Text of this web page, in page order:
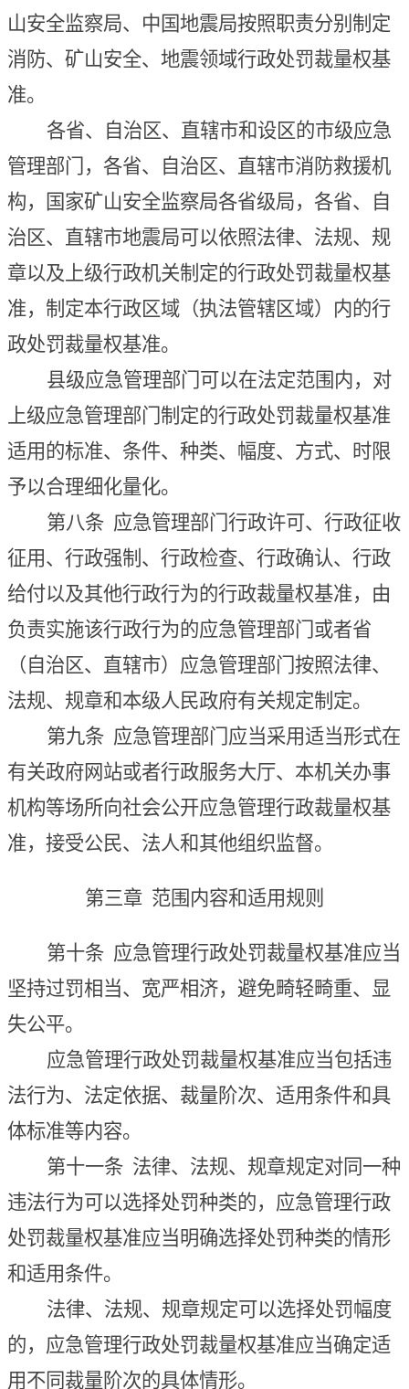
山安全监察局、中国地震局按照职责分别制定
消防、矿山安全、地震领域行政处罚裁量权基
准。
各省、自治区、直辖市和设区的市级应急
管理部门，各省、自治区、直辖市消防救援机
构，国家矿山安全监察局各省级局，各省、自
治区、直辖市地震局可以依照法律、法规、规
章以及上级行政机关制定的行政处罚裁量权基
准，制定本行政区域（执法管辖区域）内的行
政处罚裁量权基准。
县级应急管理部门可以在法定范围内，对
上级应急管理部门制定的行政处罚裁量权基准
适用的标准、条件、种类、幅度、方式、时限
予以合理细化量化。
第八条 应急管理部门行政许可、行政征收
征用、行政强制、行政检查、行政确认、行政
给付以及其他行政行为的行政裁量权基准，由
负责实施该行政行为的应急管理部门或者省
（自治区、直辖市）应急管理部门按照法律、
法规、规章和本级人民政府有关规定制定。
第九条应急管理部门应当采用适当形式在
有关政府网站或者行政服务大厅、本机关办事
机构等场所向社会公开应急管理行政裁量权基
准，接受公民、法人和其他组织监督。
第三章 范围内容和适用规则
第十条应急管理行政处罚裁量权基准应当
坚持过罚相当、宽严相济，避免畸轻畸重、显
失公平。
应急管理行政处罚裁量权基准应当包括违
法行为、法定依据、裁量阶次、适用条件和具
体标准等内容。
第十一条法律、法规、规章规定对同一种
违法行为可以选择处罚种类的，应急管理行政
处罚裁量权基准应当明确选择处罚种类的情形
和适用条件。
法律、法规、规章规定可以选择处罚幅度
的，应急管理行政处罚裁量权基准应当确定适
用不同裁量阶次的具体情形。